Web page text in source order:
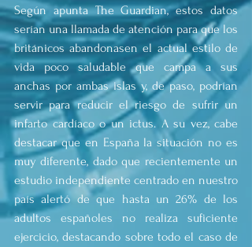
Según apunta The Guardian, estos datos
serían una llamada de atención para que los
británicos abandonasen el actual estilo de
vida poco saludable que campa a sus
anchas por ambas islas y, de paso, podrían
servir para reducir el riesgo de sufrir un
infarto cardíaco o un ictus. A su vez, cabe
destacar que en España la situación no es
muy diferente, dado que recientemente un
estudio independiente centrado en nuestro
país alertó de que hasta un 26% de los
adultos españoles no realiza suficiente
ejercicio, destacando sobre todo el caso de